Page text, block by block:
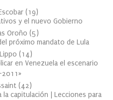
(19)
y el nuevo Gobierno
Oroño (5)
próximo mandato de Lula
(14)
en Venezuela el escenario
2011»
(42)
la capitulación | Lecciones para